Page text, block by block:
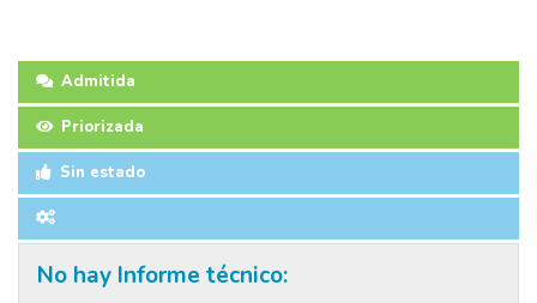
Admitida
Priorizada
Sin estado
No hay Informe técnico: